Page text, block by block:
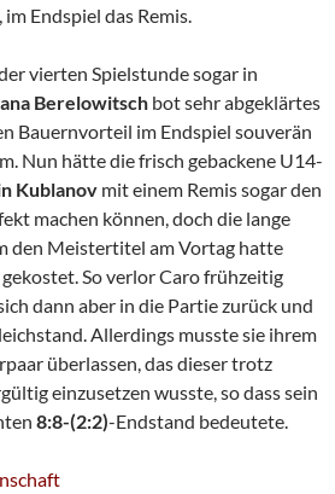
Endspiel das Remis.
vierten Spielstunde sogar in
Berelowitsch bot sehr abgeklärtes
Bauernvorteil im Endspiel souverän
Nun hätte die frisch gebackene U14-
Kublanov mit einem Remis sogar den
machen können, doch die lange
den Meistertitel am Vortag hatte
So verlor Caro frühzeitig
dann aber in die Partie zurück und
Allerdings musste sie ihrem
überlassen, das dieser trotz
einzusetzen wusste, so dass sein
8:8-(2:2)-Endstand bedeutete.